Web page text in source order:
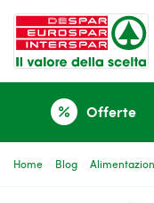
percent Offerte
Home Blog